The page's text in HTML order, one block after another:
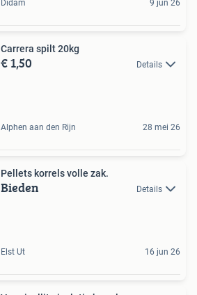
Didam 9 jun 26
Carrera spilt 20kg
€ 1,50 Details
Alphen aan den Rijn 28 mei 26
Pellets korrels volle zak.
Bieden Details
Elst Ut 16 jun 26